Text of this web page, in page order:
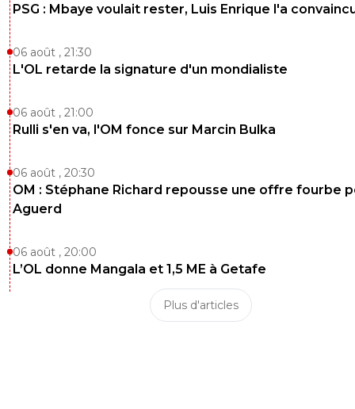
PSG : Mbaye voulait rester, Luis Enrique l'a
06 août , 21:30
L'OL retarde la signature d'un mondialiste
06 août , 21:00
Rulli s'en va, l'OM fonce sur Marcin Bulka
06 août , 20:30
OM : Stéphane Richard repousse une offre fourbe
Aguerd
06 août , 20:00
L’OL donne Mangala et 1,5 ME à Getafe
Plus d'articles